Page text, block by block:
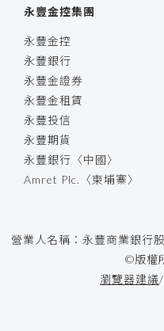
永豐金控集團
永豐金控
永豐銀行
永豐金證券
永豐金租賃
永豐投信
永豐期貨
永豐銀行〈中國〉
Amret Plc.〈柬埔寨〉
營業人名稱：永豐商業銀行
©版權
瀏覽器建議